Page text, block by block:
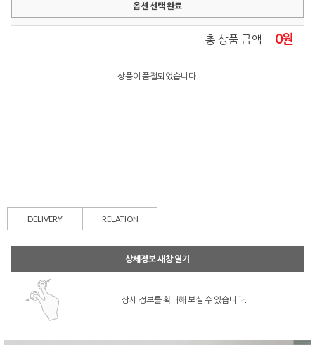
옵션 선택 완료
총 상품 금액 0원
상품이 품절되었습니다.
DELIVERY RELATION
상세정보 새창 열기
상세 정보를 확대해 보실 수 있습니다.